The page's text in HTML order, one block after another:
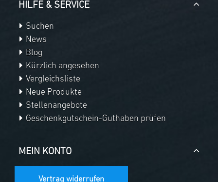
HILFE & SERVICE
Suchen
News
Blog
Kürzlich angesehen
Vergleichsliste
Neue Produkte
Stellenangebote
Geschenkgutschein-Guthaben prüfen
MEIN KONTO
Vertrag widerrufen